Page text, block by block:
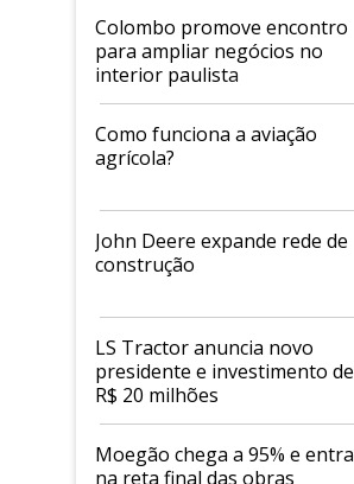
Colombo promove encontro
para ampliar negócios no
interior paulista
Como funciona a aviação
agrícola?
John Deere expande rede de
construção
LS Tractor anuncia novo
presidente e investimento de
R$ 20 milhões
Moegão chega a 95% e entra
na reta final das obras